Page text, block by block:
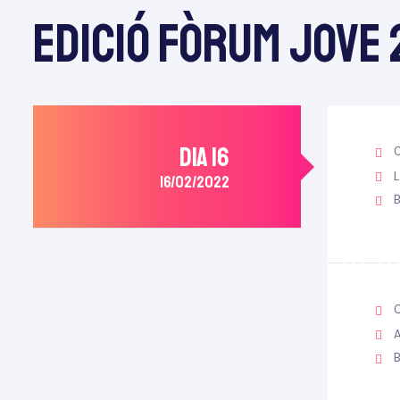
Edició fòrum jove
DIA 16
16/02/2022